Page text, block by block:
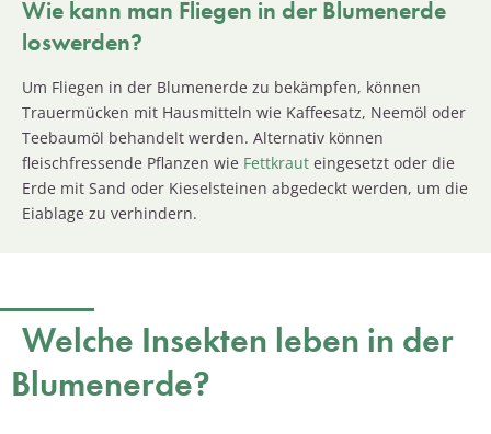
Wie kann man Fliegen in der Blumenerde
loswerden?
Um Fliegen in der Blumenerde zu bekämpfen, können
Trauermücken mit Hausmitteln wie Kaffeesatz, Neemöl oder
Teebaumöl behandelt werden. Alternativ können
fleischfressende Pflanzen wie Fettkraut eingesetzt oder die
Erde mit Sand oder Kieselsteinen abgedeckt werden, um die
Eiablage zu verhindern.
Welche Insekten leben in der
Blumenerde?